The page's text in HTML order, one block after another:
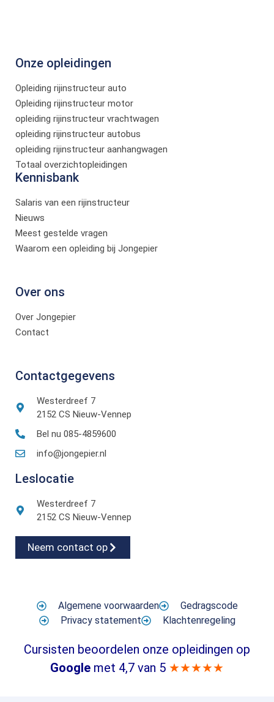
Onze opleidingen
Opleiding rijinstructeur auto
Opleiding rijinstructeur motor
opleiding rijinstructeur vrachtwagen
opleiding rijinstructeur autobus
opleiding rijinstructeur aanhangwagen
Totaal overzichtopleidingen
Kennisbank
Salaris van een rijinstructeur
Nieuws
Meest gestelde vragen
Waarom een opleiding bij Jongepier
Over ons
Over Jongepier
Contact
Contactgegevens
Westerdreef 7
2152 CS Nieuw-Vennep
Bel nu 085-4859600
info@jongepier.nl
Leslocatie
Westerdreef 7
2152 CS Nieuw-Vennep
Neem contact op
Algemene voorwaarden
Gedragscode
Privacy statement
Klachtenregeling
Cursisten beoordelen onze opleidingen op
Google met 4,7 van 5 ★★★★★